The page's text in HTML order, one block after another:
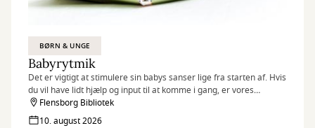
BØRN & UNGE
Babyrytmik
Det er vigtigt at stimulere sin babys sanser lige fra starten af. Hvis
du vil have lidt hjælp og input til at komme i gang, er vores
babyrytmik-sessions på biblioteket måske det rigtige tilbud til dig.
Husk at tilmelde dig senest dagen før!
Flensborg Bibliotek
10. august 2026